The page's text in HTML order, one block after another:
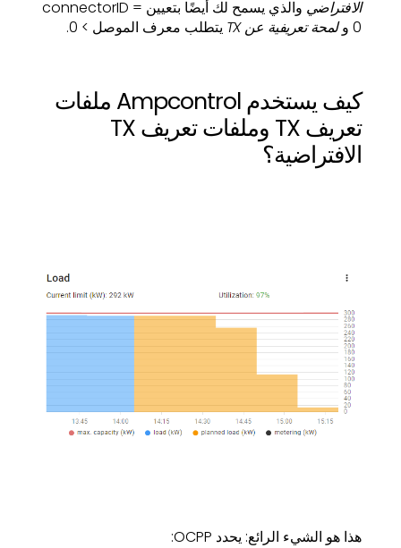
الافتراضي
والذي يسمح لك أيضًا بتعيين connectorID =
0 و
لمحة تعريفية عن TX يتطلب معرف الموصل > 0.
كيف يستخدم Ampcontrol ملفات
تعريف TX وملفات تعريف TX
الافتراضية؟
هذا هو الشيء الرائع: يحدد OCPP: